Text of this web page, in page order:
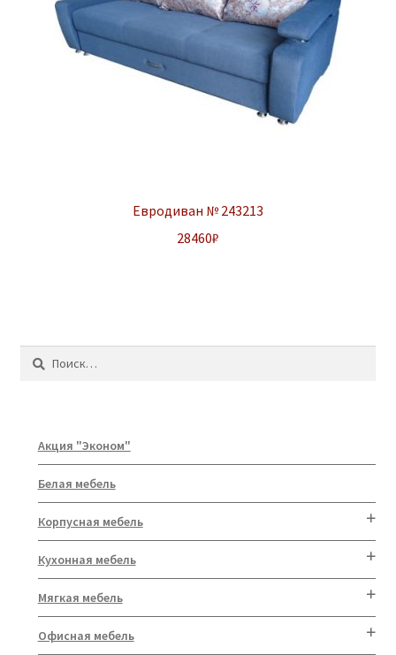
Евродиван № 243213
28460₽
Найти:
Акция "Эконом"
Белая мебель
Корпусная мебель
Кухонная мебель
Мягкая мебель
Офисная мебель